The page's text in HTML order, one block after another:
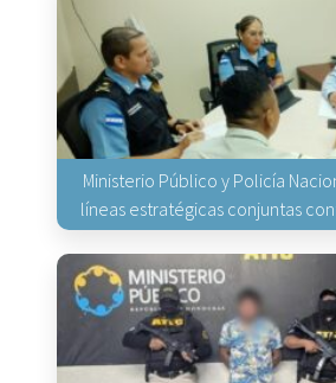
Ministerio Público y Policía
líneas estratégicas conjuntas